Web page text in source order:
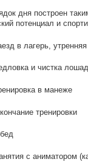
дня построен
потенциал и
в лагерь,
и чистка
в манеже
тренировки
с аниматором